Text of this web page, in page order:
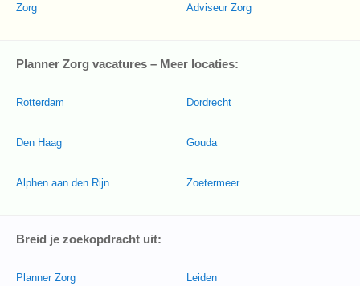
Zorg Adviseur Zorg
Planner Zorg vacatures – Meer locaties:
Rotterdam
Den Haag
Alphen aan den Rijn
Dordrecht
Gouda
Zoetermeer
Breid je zoekopdracht uit:
Planner Zorg Leiden